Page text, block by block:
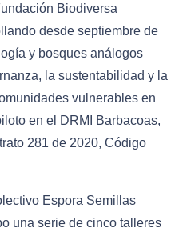
Biodiversa
desde septiembre de
y bosques análogos
la sustentabilidad y la
vulnerables en
en el DRMI Barbacoas,
281 de 2020, Código
Espora Semillas
una serie de cinco talleres